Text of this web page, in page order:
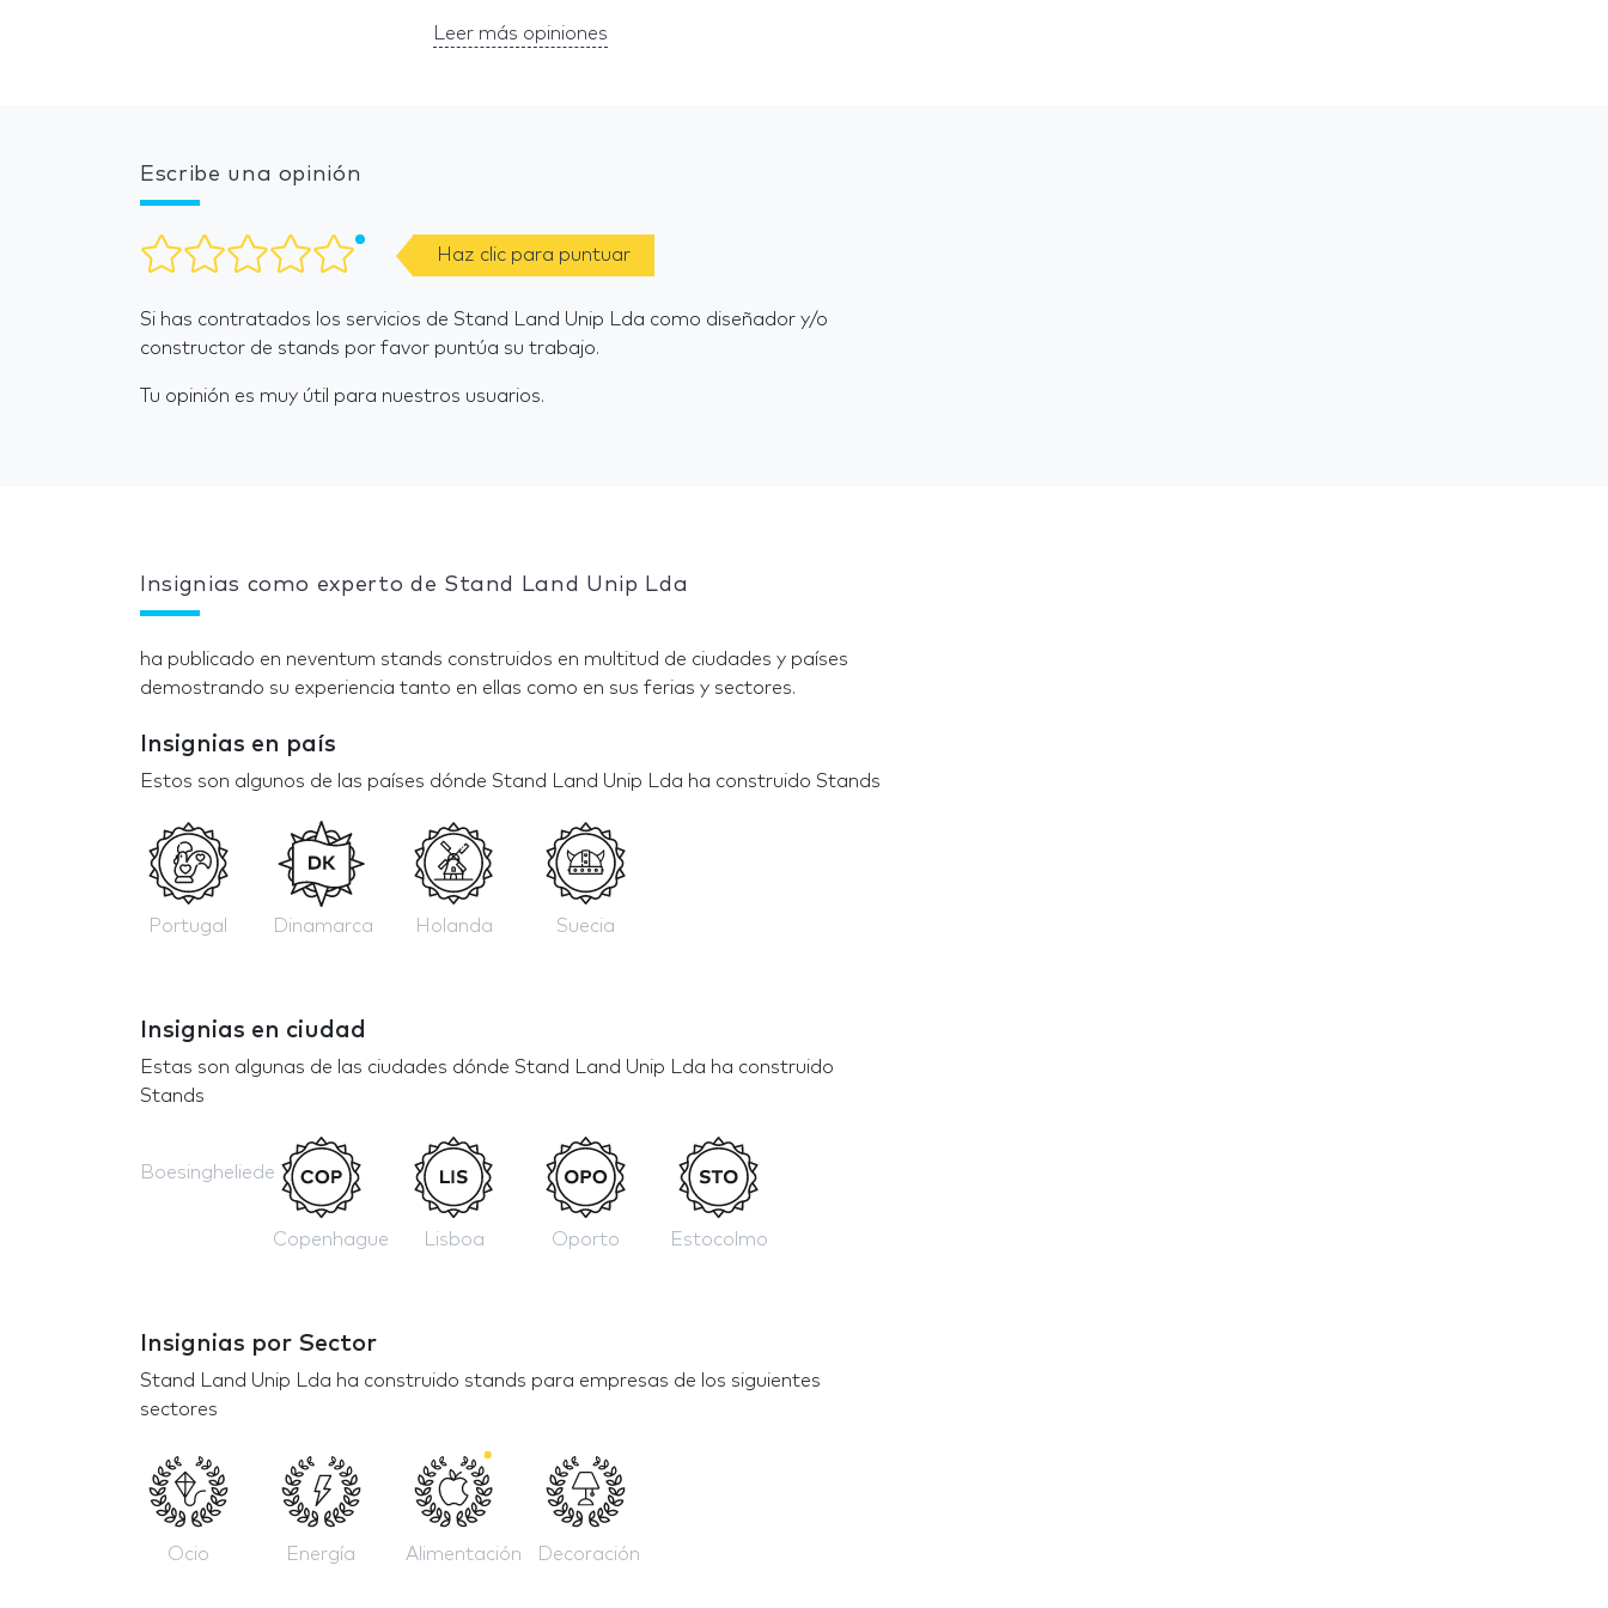
Leer más opiniones
Escribe una opinión
Haz clic para puntuar
Si has contratados los servicios de Stand Land Unip Lda como diseñador y/o
constructor de stands por favor puntúa su trabajo.
Tu opinión es muy útil para nuestros usuarios.
Insignias como experto de Stand Land Unip Lda
ha publicado en neventum stands construidos en multitud de ciudades y países
demostrando su experiencia tanto en ellas como en sus ferias y sectores.
Insignias en país
Estos son algunos de las países dónde Stand Land Unip Lda ha construido Stands
Portugal Dinamarca Holanda Suecia
Insignias en ciudad
Estas son algunas de las ciudades dónde Stand Land Unip Lda ha construido
Stands
Boesingheliede
Copenhague Lisboa Oporto Estocolmo
Insignias por Sector
Stand Land Unip Lda ha construido stands para empresas de los siguientes
sectores
Ocio Energía Alimentación Decoración